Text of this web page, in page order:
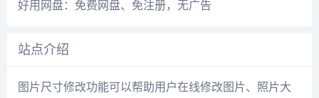
好用网盘：免费网盘、免注册，无广告
站点介绍
图片尺寸修改功能可以帮助用户在线修改图片、照片大